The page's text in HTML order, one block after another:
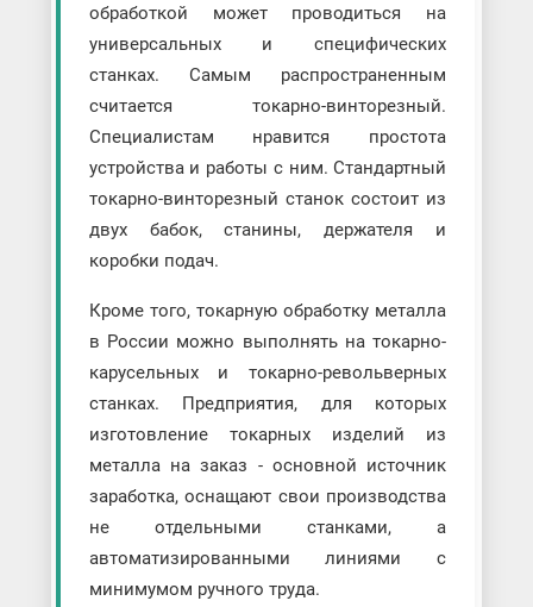
обработкой может проводиться на
универсальных и специфических
станках. Самым распространенным
считается токарно-винторезный.
Специалистам нравится простота
устройства и работы с ним. Стандартный
токарно-винторезный станок состоит из
двух бабок, станины, держателя и
коробки подач.
Кроме того, токарную обработку металла
в России можно выполнять на токарно-
карусельных и токарно-револьверных
станках. Предприятия, для которых
изготовление токарных изделий из
металла на заказ - основной источник
заработка, оснащают свои производства
не отдельными станками, а
автоматизированными линиями с
минимумом ручного труда.